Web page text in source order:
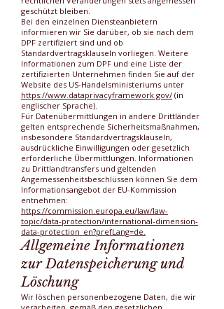
geschützt bleiben.
Bei den einzelnen Diensteanbietern
informieren wir Sie darüber, ob sie nach dem
DPF zertifiziert sind und ob
Standardvertragsklauseln vorliegen. Weitere
Informationen zum DPF und eine Liste der
zertifizierten Unternehmen finden Sie auf der
Website des US-Handelsministeriums unter
https://www.dataprivacyframework.gov/ (in
englischer Sprache).
Für Datenübermittlungen in andere Drittländer
gelten entsprechende Sicherheitsmaßnahmen,
insbesondere Standardvertragsklauseln,
ausdrückliche Einwilligungen oder gesetzlich
erforderliche Übermittlungen. Informationen
zu Drittlandtransfers und geltenden
Angemessenheitsbeschlüssen können Sie dem
Informationsangebot der EU-Kommission
entnehmen:
https://commission.europa.eu/law/law-
topic/data-protection/international-dimension-
data-protection_en?prefLang=de.
Allgemeine Informationen
zur Datenspeicherung und
Löschung
Wir löschen personenbezogene Daten, die wir